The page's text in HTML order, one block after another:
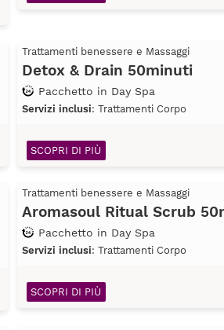
Trattamenti benessere e Massaggi
Detox & Drain 50minuti
Pacchetto in Day Spa
Servizi inclusi: Trattamenti Corpo
SCOPRI DI PIÙ
Trattamenti benessere e Massaggi
Aromasoul Ritual Scrub
Pacchetto in Day Spa
Servizi inclusi: Trattamenti Corpo
SCOPRI DI PIÙ